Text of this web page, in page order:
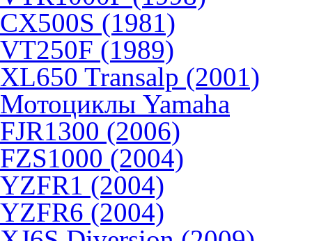
CX500S (1981)
VT250F (1989)
XL650 Transalp (2001)
Мотоциклы Yamaha
FJR1300 (2006)
FZS1000 (2004)
YZFR1 (2004)
YZFR6 (2004)